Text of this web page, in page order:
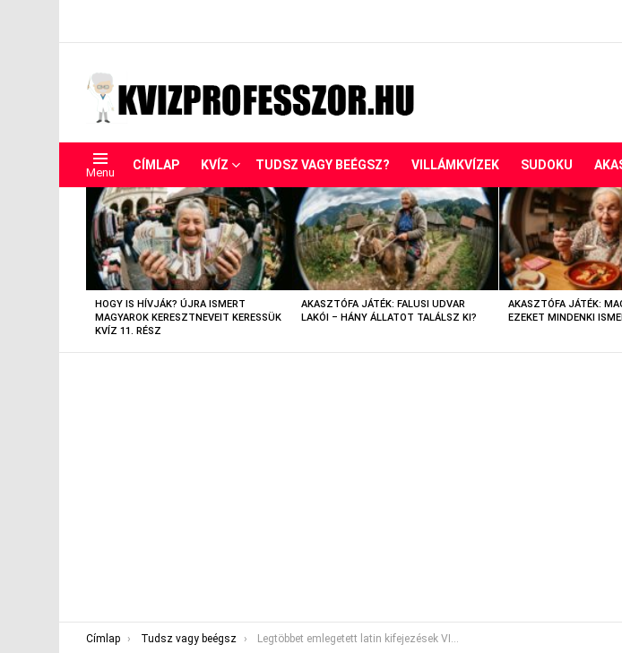
Menu CÍMLAP KVÍZ TUDSZ VAGY BEÉGSZ? VILLÁMKVÍZEK SUDOKU
LEGUTÓBBIAK
HOGY IS HÍVJÁK? ÚJRA ISMERT
MAGYAROK KERESZTNEVEIT KERESSÜK
KVÍZ 11. RÉSZ
AKASZTÓFA JÁTÉK: FALUSI UDVAR
LAKÓI – HÁNY ÁLLATOT TALÁLSZ KI?
AKASZTÓFA JÁTÉK:
EZEKET MINDENKI
You are here:
Címlap Tudsz vagy beégsz Legtöbbet emlegetett latin kifejezések VILLÁMKVÍZ 1. rész